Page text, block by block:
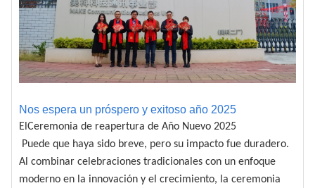
Nos espera un próspero y exitoso año 2025
ElCeremonia de reapertura de Año Nuevo 2025
Puede que haya sido breve, pero su impacto fue duradero.
Al combinar celebraciones tradicionales con un enfoque
moderno en la innovación y el crecimiento, la ceremonia